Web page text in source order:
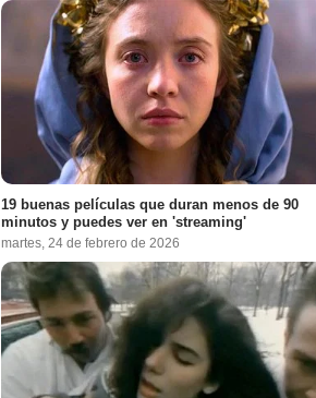
19 buenas películas que duran menos de 90
minutos y puedes ver en 'streaming'
martes, 24 de febrero de 2026